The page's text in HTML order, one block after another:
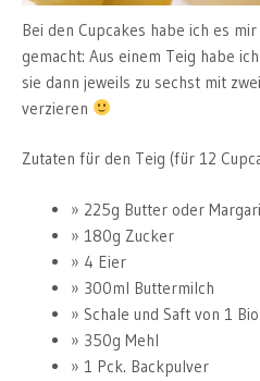
Bei den Cupcakes habe ich es
gemacht: Aus einem Teig habe
sie dann jeweils zu sechst mit
verzieren
Zutaten für den Teig (für 12
225g Butter oder
180g Zucker
4 Eier
300ml Buttermilch
Schale und Saft von 1
350g Mehl
1 Pck. Backpulver